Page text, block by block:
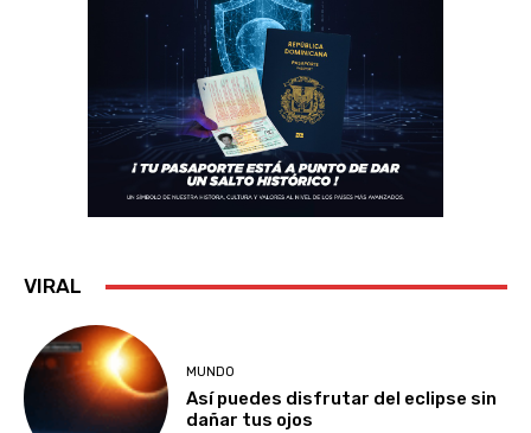
VIRAL
MUNDO
Así puedes disfrutar del eclipse sin
dañar tus ojos